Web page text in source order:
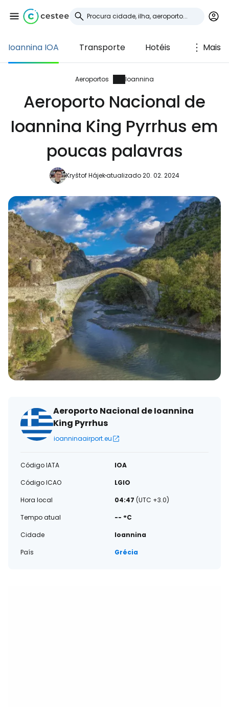
Ioannina IOA Transporte Hotéis Mais
Aeroportos Ioannina
Aeroporto Nacional de
Ioannina King Pyrrhus em
poucas palavras
Kryštof Hájekatualizado 20. 02. 2024
Aeroporto Nacional de Ioannina
King Pyrrhus
ioanninaairport.eu
Código IATA
IOA
Código ICAO
LGIO
Hora local
04:47 (UTC +3.0)
Tempo atual
-- °C
Cidade
Ioannina
País
Grécia
Iniciar sessão no
Cestee
... a comunidade mundial de viajantes
Continuar com o Google
Continuar com o Facebook
Continuar com o correio
eletrónico